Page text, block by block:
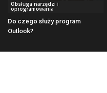
Obsługa narzędzi i
oprogramowania
Do czego służy program
Outlook?